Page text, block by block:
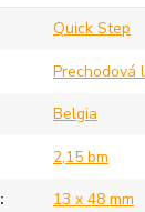
Quick Step
Prechodová
Belgia
2,15 bm
13 x 48 mm